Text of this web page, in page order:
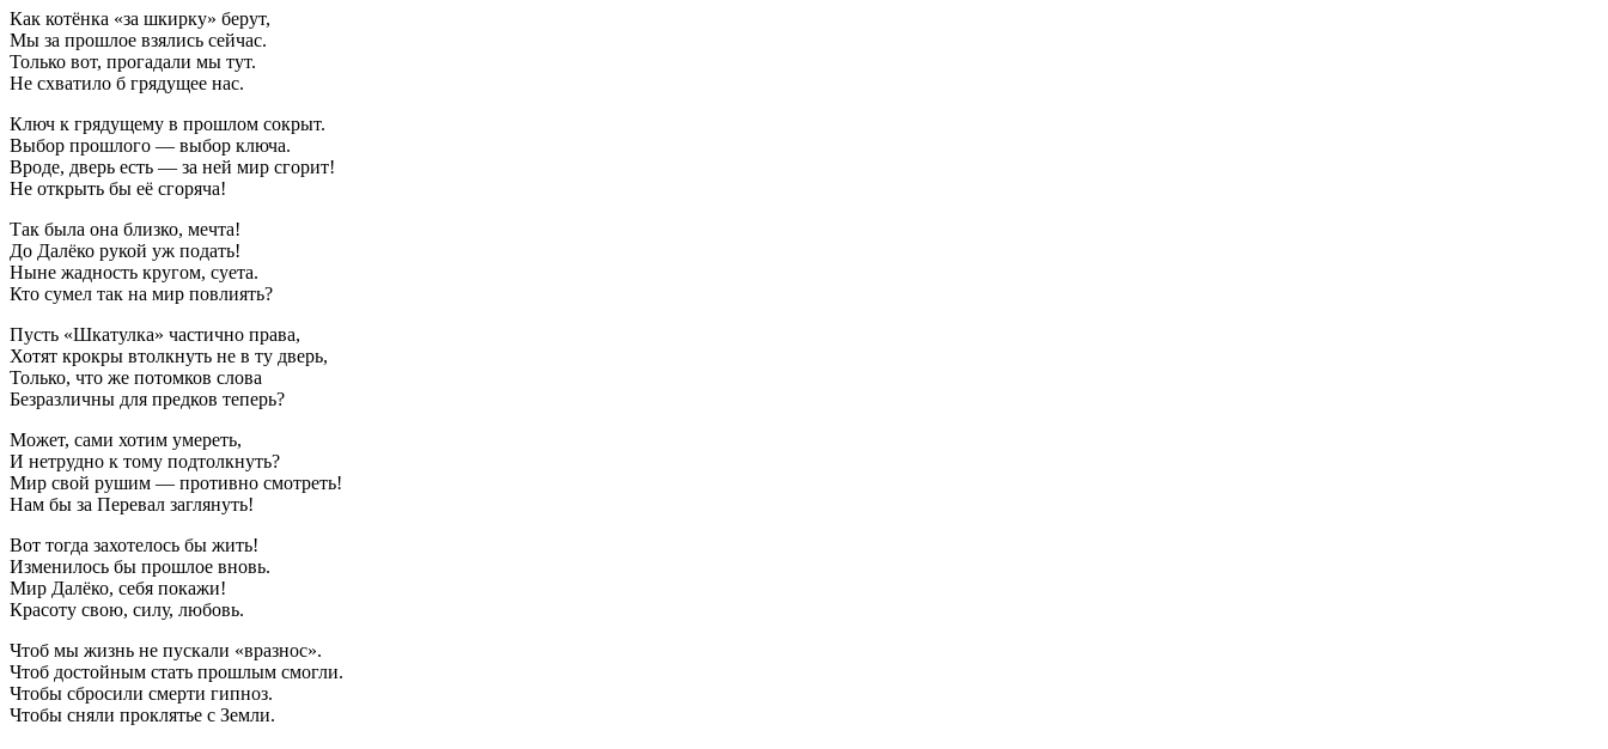
Как котёнка «за шкирку» берут,
Мы за прошлое взялись сейчас.
Только вот, прогадали мы тут.
Не схватило б грядущее нас.
Ключ к грядущему в прошлом сокрыт.
Выбор прошлого — выбор ключа.
Вроде, дверь есть — за ней мир сгорит!
Не открыть бы её сгоряча!
Так была она близко, мечта!
До Далёко рукой уж подать!
Ныне жадность кругом, суета.
Кто сумел так на мир повлиять?
Пусть «Шкатулка» частично права,
Хотят крокры втолкнуть не в ту дверь,
Только, что же потомков слова
Безразличны для предков теперь?
Может, сами хотим умереть,
И нетрудно к тому подтолкнуть?
Мир свой рушим — противно смотреть!
Нам бы за Перевал заглянуть!
Вот тогда захотелось бы жить!
Изменилось бы прошлое вновь.
Мир Далёко, себя покажи!
Красоту свою, силу, любовь.
Чтоб мы жизнь не пускали «вразнос».
Чтоб достойным стать прошлым смогли.
Чтобы сбросили смерти гипноз.
Чтобы сняли проклятье с Земли.